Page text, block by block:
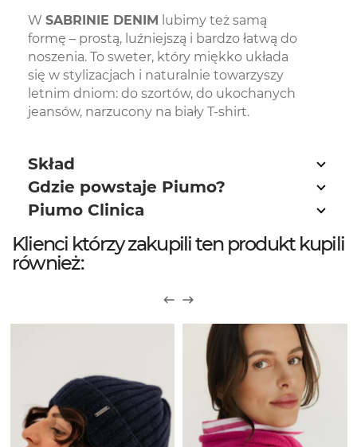
W SABRINIE DENIM lubimy też samą
formę – prostą, luźniejszą i bardzo łatwą do
noszenia. To sweter, który miękko układa
się w stylizacjach i naturalnie towarzyszy
letnim dniom: do szortów, do ukochanych
jeansów, narzucony na biały T-shirt.
Skład
Gdzie powstaje Piumo?
Piumo Clinica
Klienci którzy zakupili ten produkt kupili
również: